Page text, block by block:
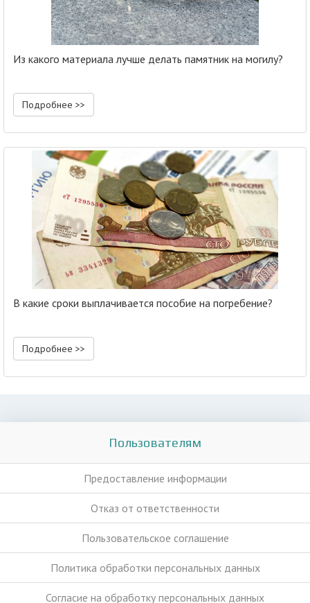
Из какого материала лучше делать памятник на могилу?
Подробнее >>
В какие сроки выплачивается пособие на погребение?
Подробнее >>
Пользователям
Предоставление информации
Отказ от ответственности
Пользовательское соглашение
Политика обработки персональных данных
Согласие на обработку персональных данных